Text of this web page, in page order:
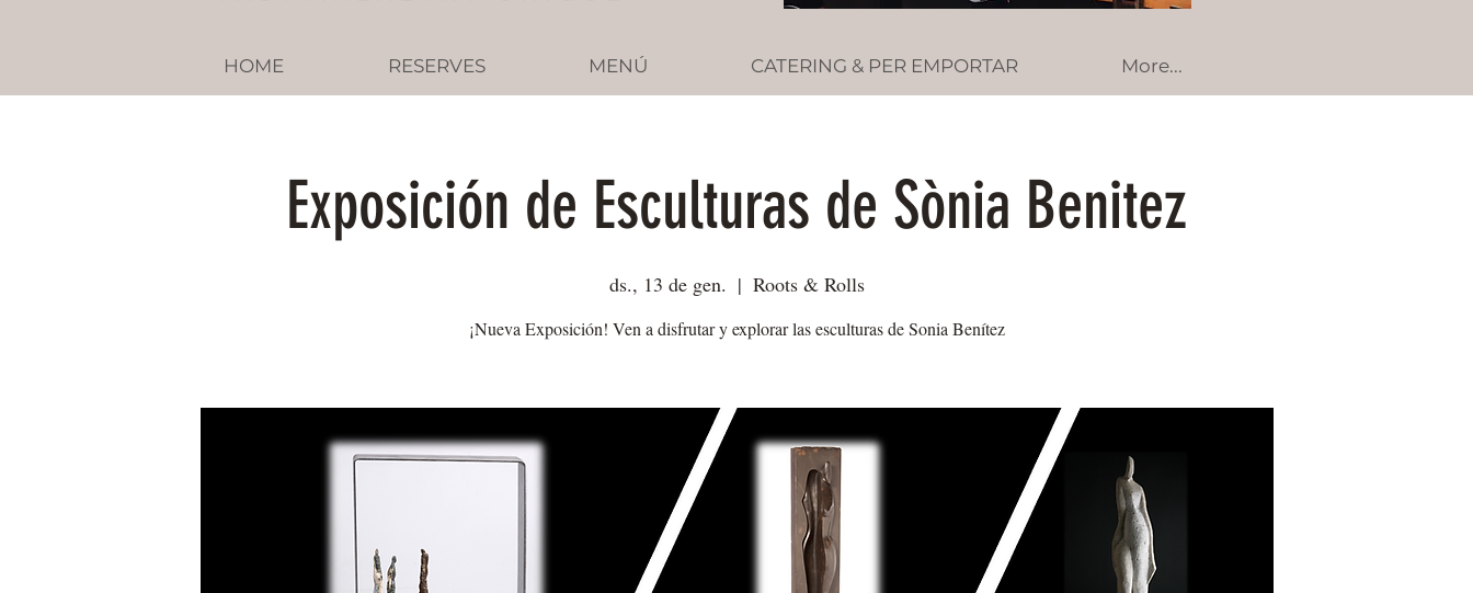
HOME RESERVES MENÚ CATERING & PER EMPORTAR More...
Exposición de Esculturas de Sònia Benitez
ds., 13 de gen.
  |
Roots & Rolls
¡Nueva Exposición! Ven a disfrutar y explorar las esculturas de Sonia Benítez